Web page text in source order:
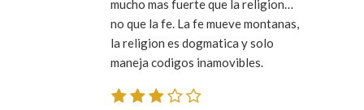
mucho mas fuerte que la religion…
no que la fe. La fe mueve montanas,
la religion es dogmatica y solo
maneja codigos inamovibles.